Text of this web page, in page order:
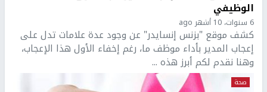
الوظيفي
6 سنوات، 10 أشهر ago
كشف موقع "بزنس إنسايدر" عن وجود عدة علامات تدل على
إعجاب المدير بأداء موظف ما، رغم إخفاء الأول هذا الإعجاب،
وهنا نقدم لكم أبرز هذه ...
صحة